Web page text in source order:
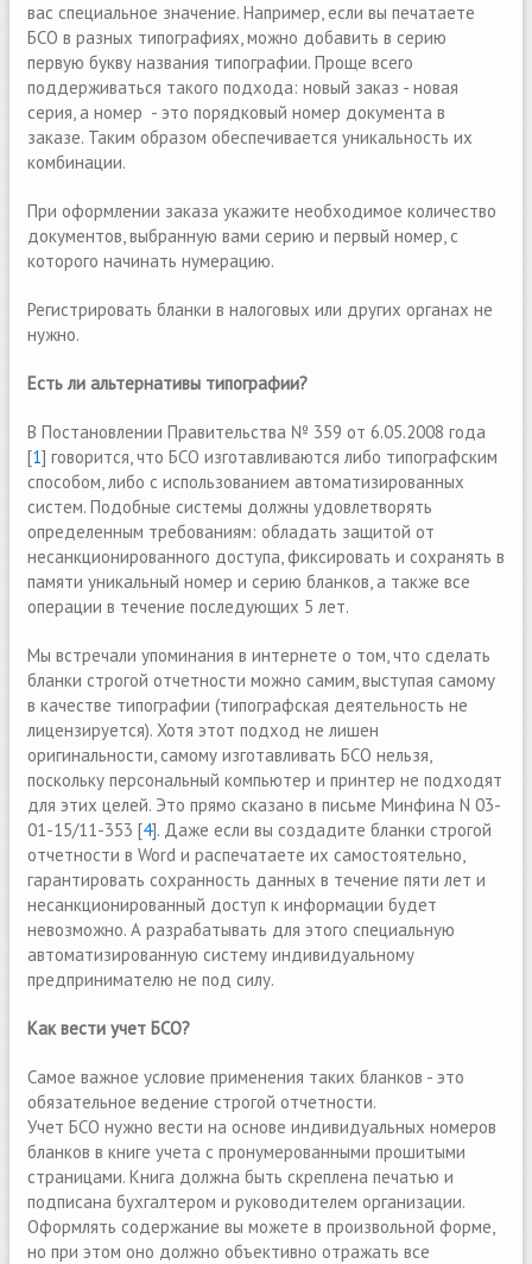
вас специальное значение. Например, если вы печатаете
БСО в разных типографиях, можно добавить в серию
первую букву названия типографии. Проще всего
поддерживаться такого подхода: новый заказ - новая
серия, а номер - это порядковый номер документа в
заказе. Таким образом обеспечивается уникальность их
комбинации.
При оформлении заказа укажите необходимое количество
документов, выбранную вами серию и первый номер, с
которого начинать нумерацию.
Регистрировать бланки в налоговых или других органах не
нужно.
Есть ли альтернативы типографии?
В Постановлении Правительства № 359 от 6.05.2008 года
[1] говорится, что БСО изготавливаются либо типографским
способом, либо с использованием автоматизированных
систем. Подобные системы должны удовлетворять
определенным требованиям: обладать защитой от
несанкционированного доступа, фиксировать и сохранять в
памяти уникальный номер и серию бланков, а также все
операции в течение последующих 5 лет.
Mы встречали упоминания в интернете о том, что сделать
бланки строгой отчетности можно самим, выступая самому
в качестве типографии (типографская деятельность не
лицензируется). Хотя этот подход не лишен
оригинальности, самому изготавливать БСО нельзя,
поскольку персональный компьютер и принтер не подходят
для этих целей. Это прямо сказано в письме Минфина N 03-
01-15/11-353 [4]. Даже если вы создадите бланки строгой
отчетности в Word и распечатаете их самостоятельно,
гарантировать сохранность данных в течение пяти лет и
несанкционированный доступ к информации будет
невозможно. А разрабатывать для этого специальную
автоматизированную систему индивидуальному
предпринимателю не под силу.
Как вести учет БСО?
Самое важное условие применения таких бланков - это
обязательное ведение строгой отчетности.
Учет БСО нужно вести на основе индивидуальных номеров
бланков в книге учета с пронумерованными прошитыми
страницами. Книга должна быть скреплена печатью и
подписана бухгалтером и руководителем организации.
Оформлять содержание вы можете в произвольной форме,
но при этом оно должно объективно отражать все